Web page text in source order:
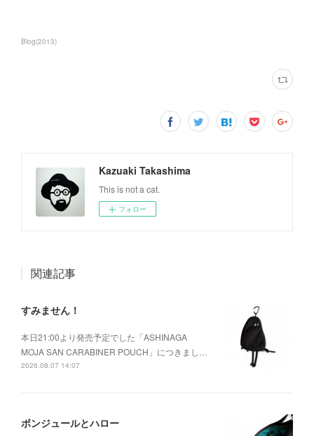
Blog(2013)
Kazuaki Takashima
This is not a cat.
フォロー
関連記事
すみません！
本日21:00より発売予定でした「ASHINAGA
MOJA SAN CARABINER POUCH」につきまし…
2026.08.07 14:07
ボンジュールとハロー